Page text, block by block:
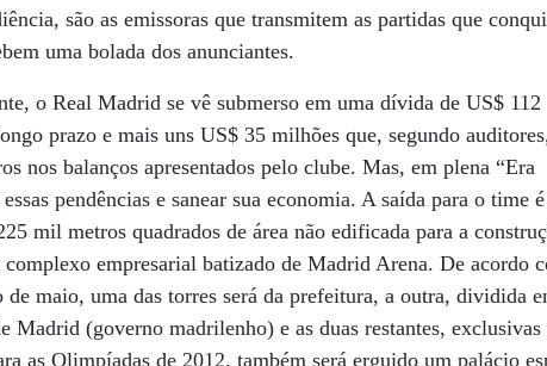
são as emissoras que transmitem as partidas que
uma bolada dos anunciantes.
o Real Madrid se vê submerso em uma dívida de US$ 112
prazo e mais uns US$ 35 milhões que, segundo
nos balanços apresentados pelo clube. Mas, em plena “Era
pendências e sanear sua economia. A saída para o time
mil metros quadrados de área não edificada para a
complexo empresarial batizado de Madrid Arena. De acordo
maio, uma das torres será da prefeitura, a outra, dividida
Madrid (governo madrilenho) e as duas restantes, exclusivas
as Olimpíadas de 2012, também será erguido um palácio